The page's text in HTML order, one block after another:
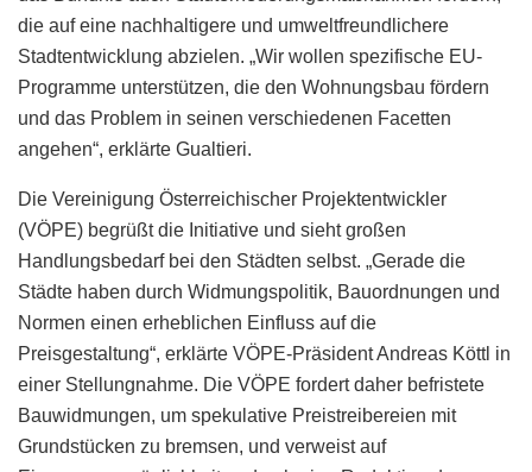
die auf eine nachhaltigere und umweltfreundlichere
Stadtentwicklung abzielen. „Wir wollen spezifische EU-
Programme unterstützen, die den Wohnungsbau fördern
und das Problem in seinen verschiedenen Facetten
angehen“, erklärte Gualtieri.
Die Vereinigung Österreichischer Projektentwickler
(VÖPE) begrüßt die Initiative und sieht großen
Handlungsbedarf bei den Städten selbst. „Gerade die
Städte haben durch Widmungspolitik, Bauordnungen und
Normen einen erheblichen Einfluss auf die
Preisgestaltung“, erklärte VÖPE-Präsident Andreas Köttl in
einer Stellungnahme. Die VÖPE fordert daher befristete
Bauwidmungen, um spekulative Preistreibereien mit
Grundstücken zu bremsen, und verweist auf